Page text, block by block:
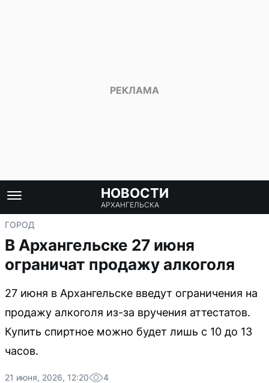
НОВОСТИ
АРХАНГЕЛЬСКА
ГОРОД
В Архангельске 27 июня
ограничат продажу алкоголя
27 июня в Архангельске введут ограничения на
продажу алкоголя из-за вручения аттестатов.
Купить спиртное можно будет лишь с 10 до 13
часов.
21 июня, 2026, 12:20 4